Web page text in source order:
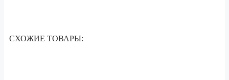
СХОЖИЕ ТОВАРЫ: